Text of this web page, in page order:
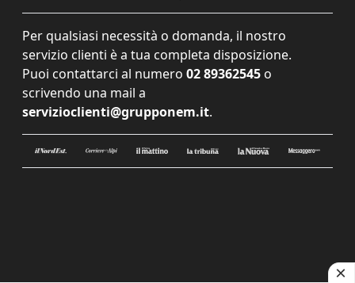
Per qualsiasi necessità o domanda, il nostro
servizio clienti è a tua completa disposizione.
Puoi contattarci al numero 02 89362545 o
scrivendo una mail a
servizioclienti@grupponem.it.